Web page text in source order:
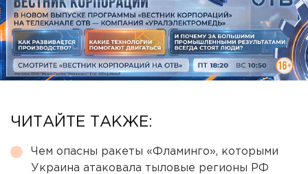
ЧИТАЙТЕ ТАКЖЕ:
Чем опасны ракеты «Фламинго», которыми
Украина атаковала тыловые регионы РФ